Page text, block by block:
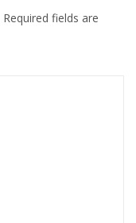
Required fields are